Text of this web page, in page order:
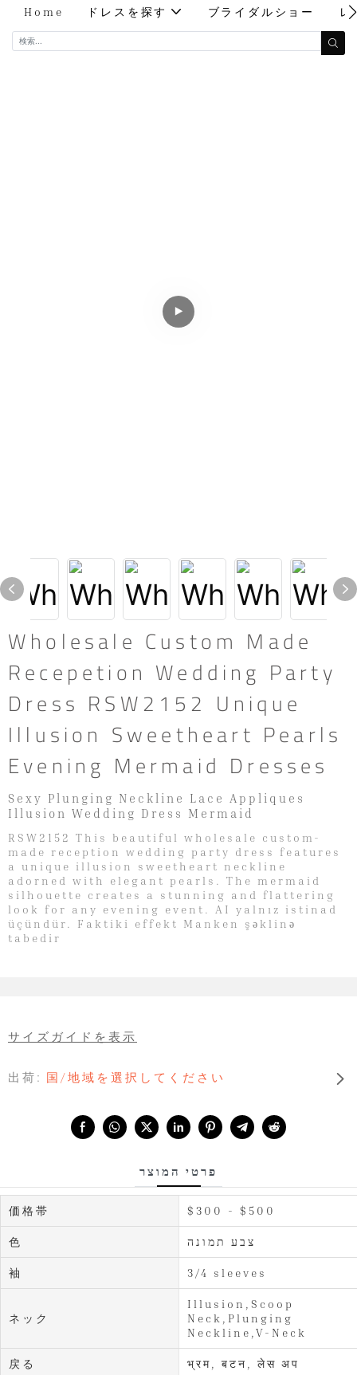
Home ドレスを探す ブライダルショー レ
Wholesale Custom Made
Recepetion Wedding Party
Dress RSW2152 Unique
Illusion Sweetheart Pearls
Evening Mermaid Dresses
Sexy Plunging Neckline Lace Appliques
Illusion Wedding Dress Mermaid
RSW2152 This beautiful wholesale custom-
made reception wedding party dress features
a unique illusion sweetheart neckline
adorned with elegant pearls. The mermaid
silhouette creates a stunning and flattering
look for any evening event. AI yalnız istinad
üçündür. Faktiki effekt Manken şəklinə
tabedir
出荷: 国/地域を選択してください
サイズガイドを表示
פרטי המוצר
価格帯 $300 - $500
色 צבע תמונה
袖 3/4 sleeves
ネック
Illusion,Scoop
Neck,Plunging
Neckline,V-Neck
戻る भ्रम, बटन, लेस अप